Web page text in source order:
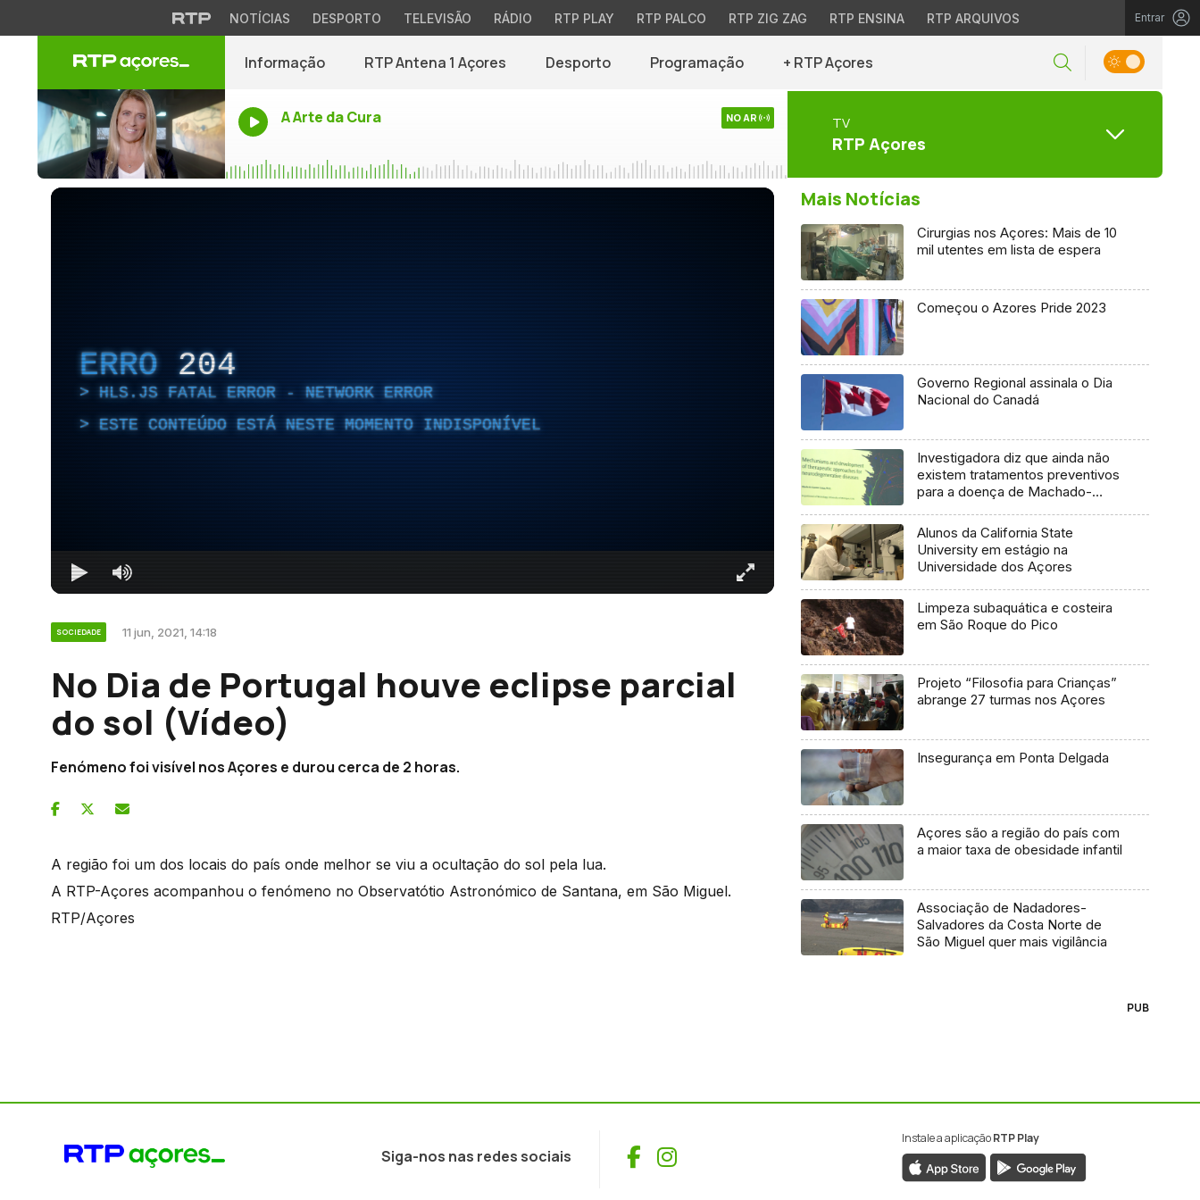
NOTÍCIAS DESPORTO TELEVISÃO RÁDIO RTP PLAY RTP PALCO RTP ZIG ZAG RTP ENSINA RTP ARQUIVOS Entrar
Informação RTP Antena 1 Açores Desporto Programação + RTP Açores
A Arte da Cura NO AR TV
RTP Açores
ERRO 204
HLS.JS FATAL ERROR - NETWORK ERROR
ESTE CONTEÚDO ESTÁ NESTE MOMENTO INDISPONÍVEL
SOCIEDADE 11 jun, 2021, 14:18
No Dia de Portugal houve eclipse parcial
do sol (Vídeo)
Fenómeno foi visível nos Açores e durou cerca de 2 horas.
A região foi um dos locais do país onde melhor se viu a ocultação do sol pela lua.
A RTP-Açores acompanhou o fenómeno no Observatótio Astronómico de Santana, em São Miguel.
RTP/Açores
Mais Notícias
Cirurgias nos Açores: Mais de 10
mil utentes em lista de espera
Começou o Azores Pride 2023
Governo Regional assinala o Dia
Nacional do Canadá
Investigadora diz que ainda não
existem tratamentos preventivos
para a doença de Machado-
Alunos da California State
University em estágio na
Universidade dos Açores
Limpeza subaquática e costeira
em São Roque do Pico
Projeto “Filosofia para Crianças”
abrange 27 turmas nos Açores
Insegurança em Ponta Delgada
Açores são a região do país com
a maior taxa de obesidade infantil
Associação de Nadadores-
Salvadores da Costa Norte de
São Miguel quer mais vigilância
PUB
Siga-nos nas redes sociais Facebook
Instagram
Instale a aplicaçãoRTP Play